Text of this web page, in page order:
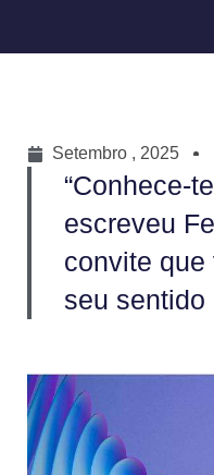
Setembro , 2025
“Conhece-
escreveu
convite que
seu sentido